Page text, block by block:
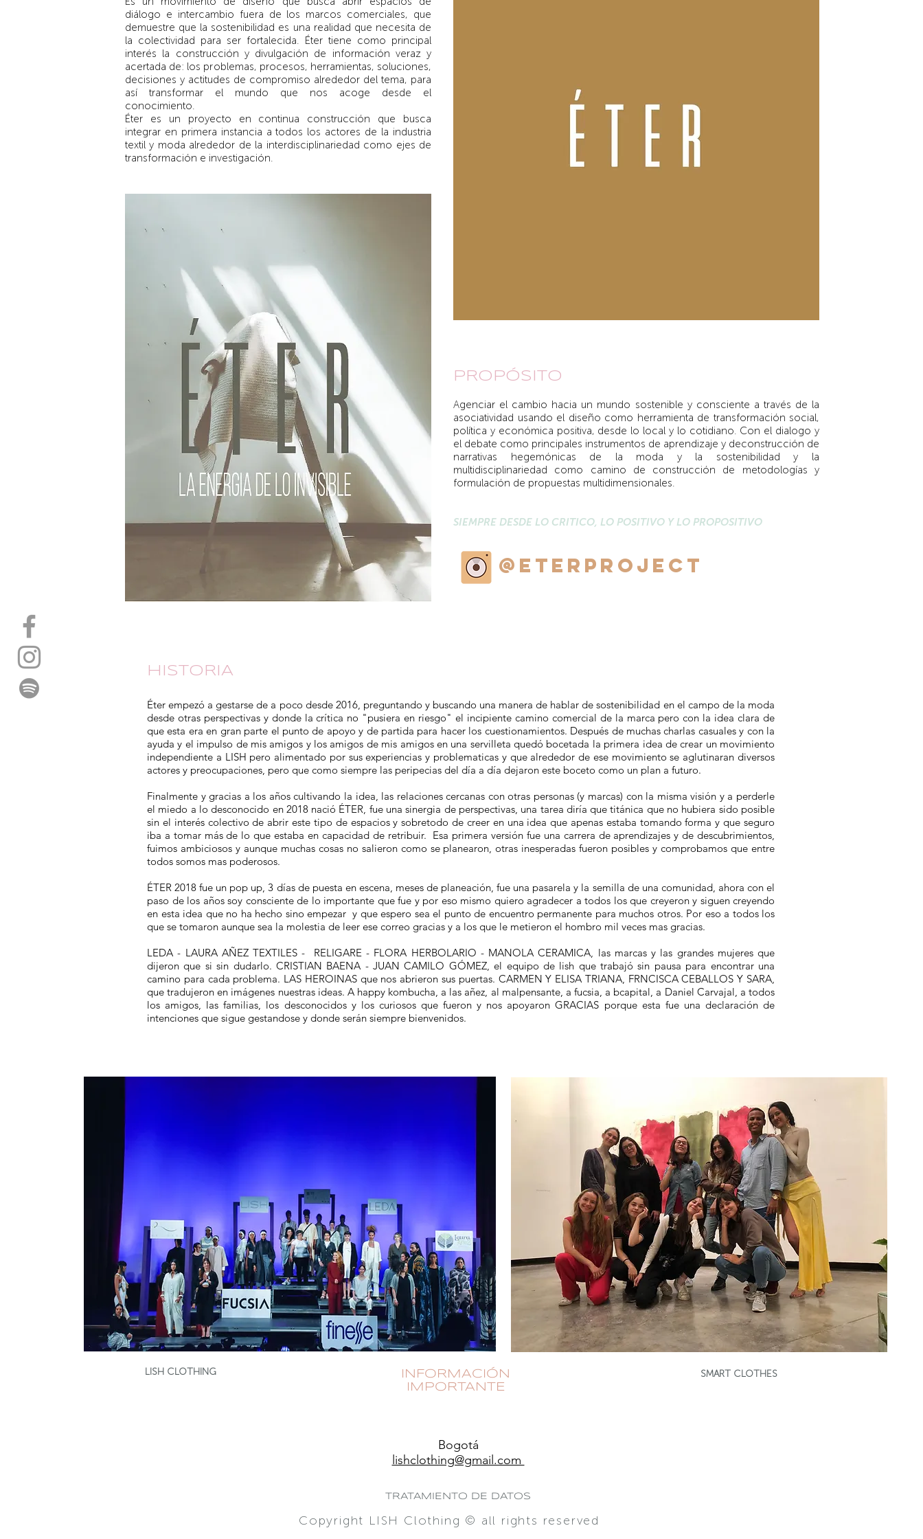
diálogo e intercambio fuera de los marcos comerciales, que
demuestre que la sostenibilidad es una realidad que necesita de
la colectividad para ser fortalecida. Éter tiene como principal
interés la construcción y divulgación de información veraz y
acertada de: los problemas, procesos, herramientas, soluciones,
decisiones y actitudes de compromiso alrededor del tema, para
así transformar el mundo que nos acoge desde el
conocimiento.
Éter es un proyecto en continua construcción que busca
integrar en primera instancia a todos los actores de la industria
textil y moda alrededor de la interdisciplinariedad como ejes de
transformación e investigación.
PROPÓSITO
Agenciar el cambio hacia un mundo sostenible y consciente a través de la
asociatividad usando el diseño como herramienta de transformación social,
política y económica positiva, desde lo local y lo cotidiano. Con el dialogo y
el debate como principales instrumentos de aprendizaje y deconstrucción de
narrativas hegemónicas de la moda y la sostenibilidad y la
multidisciplinariedad como camino de construcción de metodologías y
formulación de propuestas multidimensionales.
SIEMPRE DESDE LO CRITICO, LO POSITIVO Y LO PROPOSITIVO
@eterproject
HISTORIA
Éter empezó a gestarse de a poco desde 2016, preguntando y buscando una manera de hablar de sostenibilidad en el campo de la moda
desde otras perspectivas y donde la crítica no "pusiera en riesgo" el incipiente camino comercial de la marca pero con la idea clara de
que esta era en gran parte el punto de apoyo y de partida para hacer los cuestionamientos. Después de muchas charlas casuales y con la
ayuda y el impulso de mis amigos y los amigos de mis amigos en una servilleta quedó bocetada la primera idea de crear un movimiento
independiente a LISH pero alimentado por sus experiencias y problematicas y que alrededor de ese movimiento se aglutinaran diversos
actores y preocupaciones, pero que como siempre las peripecias del día a día dejaron este boceto como un plan a futuro.
Finalmente y gracias a los años cultivando la idea, las relaciones cercanas con otras personas (y marcas) con la misma visión y a perderle
el miedo a lo desconocido en 2018 nació ÉTER, fue una sinergia de perspectivas, una tarea diría que titánica que no hubiera sido posible
sin el interés colectivo de abrir este tipo de espacios y sobretodo de creer en una idea que apenas estaba tomando forma y que seguro
iba a tomar más de lo que estaba en capacidad de retribuir. Esa primera versión fue una carrera de aprendizajes y de descubrimientos,
fuimos ambiciosos y aunque muchas cosas no salieron como se planearon, otras inesperadas fueron posibles y comprobamos que entre
todos somos mas poderosos.
ÉTER 2018 fue un pop up, 3 días de puesta en escena, meses de planeación, fue una pasarela y la semilla de una comunidad, ahora con el
paso de los años soy consciente de lo importante que fue y por eso mismo quiero agradecer a todos los que creyeron y siguen creyendo
en esta idea que no ha hecho sino empezar y que espero sea el punto de encuentro permanente para muchos otros. Por eso a todos los
que se tomaron aunque sea la molestia de leer ese correo gracias y a los que le metieron el hombro mil veces mas gracias.
LEDA - LAURA AÑEZ TEXTILES - RELIGARE - FLORA HERBOLARIO - MANOLA CERAMICA, las marcas y las grandes mujeres que
dijeron que si sin dudarlo. CRISTIAN BAENA - JUAN CAMILO GÓMEZ, el equipo de lish que trabajó sin pausa para encontrar una
camino para cada problema. LAS HEROINAS que nos abrieron sus puertas. CARMEN Y ELISA TRIANA, FRNCISCA CEBALLOS Y SARA,
que tradujeron en imágenes nuestras ideas. A happy kombucha, a las añez, al malpensante, a fucsia, a bcapital, a Daniel Carvajal, a todos
los amigos, las familias, los desconocidos y los curiosos que fueron y nos apoyaron GRACIAS porque esta fue una declaración de
intenciones que sigue gestandose y donde serán siempre bienvenidos.
LISH CLOTHING
INFORMACIÓN
IMPORTANTE
SMART CLOTHES
Bogotá
lishclothing@gmail.com
TRATAMIENTO DE DATOS
Copyright LISH Clothing © all rights reserved